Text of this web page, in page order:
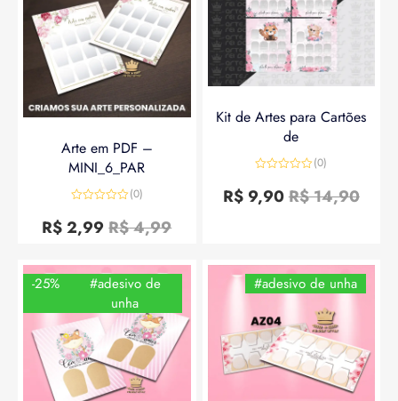
Arte em PDF –
MINI_6_PAR
0
de
(0)
R$4,99
R$2,99
Kit de Artes para Cartões
de
0
de
(0)
R$14,90
R$9,90
-25%
#adesivo de
unha
#adesivo de unha